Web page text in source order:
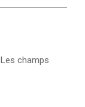
Les champs